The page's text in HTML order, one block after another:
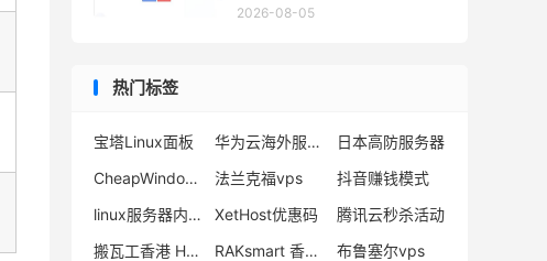
SSD/10TB流量
2026-08-05
热门标签
宝塔Linux面板 华为云海外服务器
日本高防服务器
CheapWindowsVPS测评
法兰克福vps
抖音赚钱模式
linux服务器内存占用高
XetHost优惠码
腾讯云秒杀活动
搬瓦工香港 HK85 限量版
RAKsmart 香港VPS租用
布鲁塞尔vps